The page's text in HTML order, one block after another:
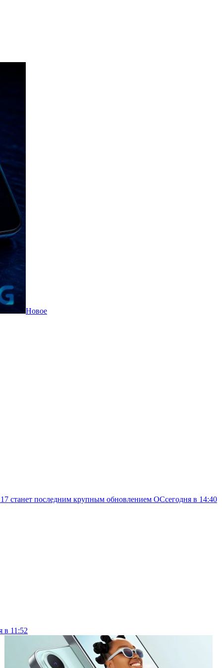
Новое
станет последним крупным обновлением ОСсегодня в 14:40
в 11:52